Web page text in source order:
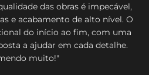
das obras é impecável,
e acabamento de alto nível. O
do início ao fim, com uma
a ajudar em cada detalhe.
muito!"